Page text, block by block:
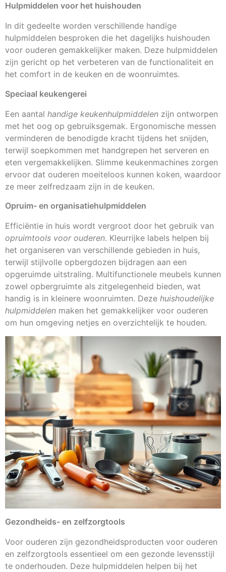
Hulpmiddelen voor het huishouden
In dit gedeelte worden verschillende handige
hulpmiddelen besproken die het dagelijks huishouden
voor ouderen gemakkelijker maken. Deze hulpmiddelen
zijn gericht op het verbeteren van de functionaliteit en
het comfort in de keuken en de woonruimtes.
Speciaal keukengerei
Een aantal handige keukenhulpmiddelen zijn ontworpen
met het oog op gebruiksgemak. Ergonomische messen
verminderen de benodigde kracht tijdens het snijden,
terwijl soepkommen met handgrepen het serveren en
eten vergemakkelijken. Slimme keukenmachines zorgen
ervoor dat ouderen moeiteloos kunnen koken, waardoor
ze meer zelfredzaam zijn in de keuken.
Opruim- en organisatiehulpmiddelen
Efficiëntie in huis wordt vergroot door het gebruik van
opruimtools voor ouderen. Kleurrijke labels helpen bij
het organiseren van verschillende gebieden in huis,
terwijl stijlvolle opbergdozen bijdragen aan een
opgeruimde uitstraling. Multifunctionele meubels kunnen
zowel opbergruimte als zitgelegenheid bieden, wat
handig is in kleinere woonruimten. Deze huishoudelijke
hulpmiddelen maken het gemakkelijker voor ouderen
om hun omgeving netjes en overzichtelijk te houden.
Gezondheids- en zelfzorgtools
Voor ouderen zijn gezondheidsproducten voor ouderen
en zelfzorgtools essentieel om een gezonde levensstijl
te onderhouden. Deze hulpmiddelen helpen bij het